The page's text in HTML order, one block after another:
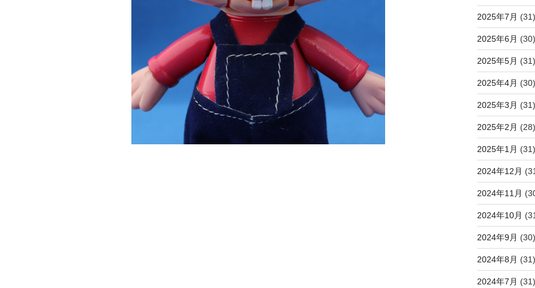
2025年7月 (31)
2025年6月 (30)
2025年5月 (31)
2025年4月 (30)
2025年3月 (31)
2025年2月 (28)
2025年1月 (31)
2024年12月
2024年11月
2024年10月
2024年9月 (30)
2024年8月 (31)
2024年7月 (31)